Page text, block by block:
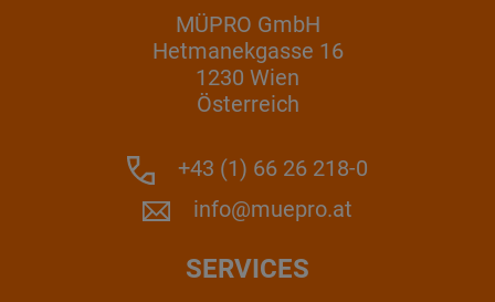
MÜPRO GmbH
Hetmanekgasse 16
1230 Wien
Österreich
+43 (1) 66 26 218-0
info@muepro.at
SERVICES